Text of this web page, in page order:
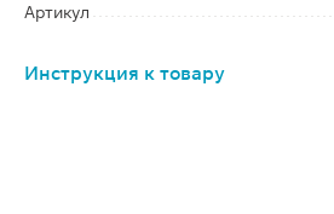
Артикул
Инструкция к товару